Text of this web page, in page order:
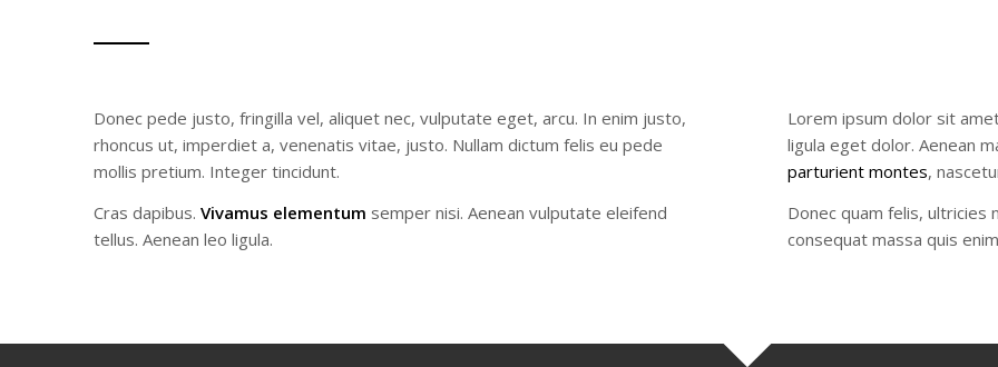
Donec pede justo, fringilla vel, aliquet nec, vulputate eget, arcu. In enim justo,
rhoncus ut, imperdiet a, venenatis vitae, justo. Nullam dictum felis eu pede
mollis pretium. Integer tincidunt.
Cras dapibus. Vivamus elementum semper nisi. Aenean vulputate eleifend
tellus. Aenean leo ligula.
Lorem ipsum dolor sit
ligula eget dolor. Aenean
parturient montes,
Donec quam felis, ultricies
consequat massa quis